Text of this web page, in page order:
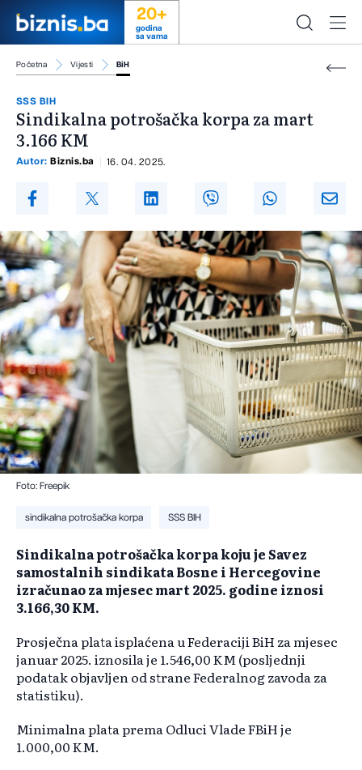
20+
godina
sa vama
Početna Vijesti BiH
SSS BIH
Sindikalna potrošačka korpa za mart
3.166 KM
Autor: Biznis.ba 16. 04. 2025.
Foto: Freepik
sindikalna potrošačka korpa SSS BIH
Sindikalna potrošačka korpa koju je Savez
samostalnih sindikata Bosne i Hercegovine
izračunao za mjesec mart 2025. godine iznosi
3.166,30 KM.
Prosječna plata isplaćena u Federaciji BiH za mjesec
januar 2025. iznosila je 1.546,00 KM (posljednji
podatak objavljen od strane Federalnog zavoda za
statistiku).
Minimalna plata prema Odluci Vlade FBiH je
1.000,00 KM.